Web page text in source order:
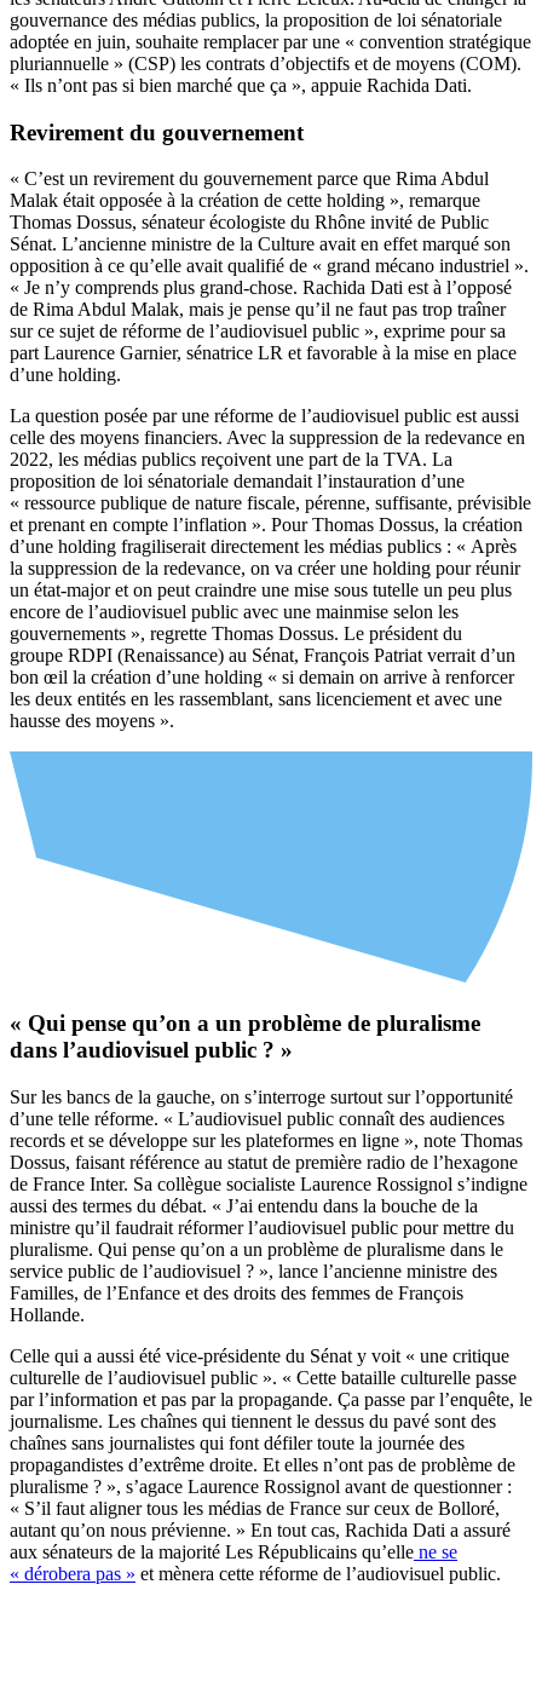
gouvernance des médias publics, la proposition de loi sénatoriale
adoptée en juin, souhaite remplacer par une « convention stratégique
pluriannuelle » (CSP) les contrats d’objectifs et de moyens (COM).
« Ils n’ont pas si bien marché que ça », appuie Rachida Dati.
Revirement du gouvernement
« C’est un revirement du gouvernement parce que Rima Abdul
Malak était opposée à la création de cette holding », remarque
Thomas Dossus, sénateur écologiste du Rhône invité de Public
Sénat. L’ancienne ministre de la Culture avait en effet marqué son
opposition à ce qu’elle avait qualifié de « grand mécano industriel ».
« Je n’y comprends plus grand-chose. Rachida Dati est à l’opposé
de Rima Abdul Malak, mais je pense qu’il ne faut pas trop traîner
sur ce sujet de réforme de l’audiovisuel public », exprime pour sa
part Laurence Garnier, sénatrice LR et favorable à la mise en place
d’une holding.
La question posée par une réforme de l’audiovisuel public est aussi
celle des moyens financiers. Avec la suppression de la redevance en
2022, les médias publics reçoivent une part de la TVA. La
proposition de loi sénatoriale demandait l’instauration d’une
« ressource publique de nature fiscale, pérenne, suffisante, prévisible
et prenant en compte l’inflation ». Pour Thomas Dossus, la création
d’une holding fragiliserait directement les médias publics : « Après
la suppression de la redevance, on va créer une holding pour réunir
un état-major et on peut craindre une mise sous tutelle un peu plus
encore de l’audiovisuel public avec une mainmise selon les
gouvernements », regrette Thomas Dossus. Le président du
groupe RDPI (Renaissance) au Sénat, François Patriat verrait d’un
bon œil la création d’une holding « si demain on arrive à renforcer
les deux entités en les rassemblant, sans licenciement et avec une
hausse des moyens ».
« Qui pense qu’on a un problème de pluralisme
dans l’audiovisuel public ? »
Sur les bancs de la gauche, on s’interroge surtout sur l’opportunité
d’une telle réforme. « L’audiovisuel public connaît des audiences
records et se développe sur les plateformes en ligne », note Thomas
Dossus, faisant référence au statut de première radio de l’hexagone
de France Inter. Sa collègue socialiste Laurence Rossignol s’indigne
aussi des termes du débat. « J’ai entendu dans la bouche de la
ministre qu’il faudrait réformer l’audiovisuel public pour mettre du
pluralisme. Qui pense qu’on a un problème de pluralisme dans le
service public de l’audiovisuel ? », lance l’ancienne ministre des
Familles, de l’Enfance et des droits des femmes de François
Hollande.
Celle qui a aussi été vice-présidente du Sénat y voit « une critique
culturelle de l’audiovisuel public ». « Cette bataille culturelle passe
par l’information et pas par la propagande. Ça passe par l’enquête, le
journalisme. Les chaînes qui tiennent le dessus du pavé sont des
chaînes sans journalistes qui font défiler toute la journée des
propagandistes d’extrême droite. Et elles n’ont pas de problème de
pluralisme ? », s’agace Laurence Rossignol avant de questionner :
« S’il faut aligner tous les médias de France sur ceux de Bolloré,
autant qu’on nous prévienne. » En tout cas, Rachida Dati a assuré
aux sénateurs de la majorité Les Républicains qu’elle ne se
« dérobera pas » et mènera cette réforme de l’audiovisuel public.